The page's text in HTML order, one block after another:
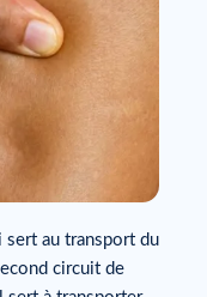
sert au transport du
circuit de